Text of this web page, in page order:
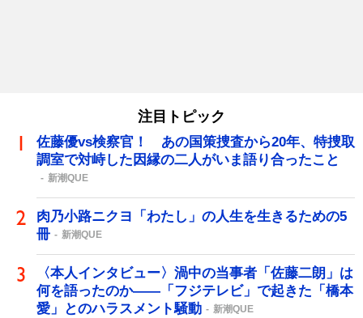
注目トピック
佐藤優vs検察官！ あの国策捜査から20年、特捜取
調室で対峙した因縁の二人がいま語り合ったこと
新潮QUE
肉乃小路ニクヨ「わたし」の人生を生きるための5
冊
新潮QUE
〈本人インタビュー〉渦中の当事者「佐藤二朗」は
何を語ったのか――「フジテレビ」で起きた「橋本
愛」とのハラスメント騒動
新潮QUE